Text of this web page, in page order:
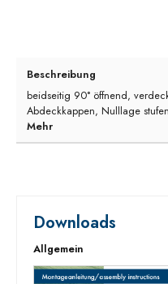
Beschreibung
beidseitig 90° öffnend,
Abdeckkappen, Nulllage
Mehr
Downloads
Allgemein